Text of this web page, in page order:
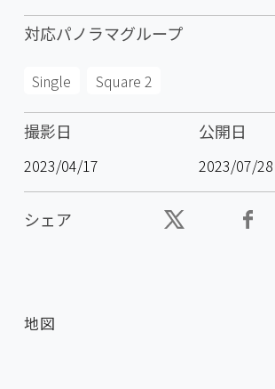
対応パノラマグループ
Single Square 2
撮影日
2023/04/17
公開日
2023/07/28
シェア
地図